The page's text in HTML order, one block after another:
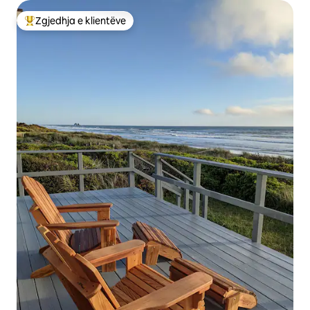
të mbushura me anemone, yje deti,
gaforre dhe molusqe. Disa minuta në jug
është Netarts Bay, ku mund të marrësh
gjithë vitit, por në përgjithësi është më
mirë në vjeshtë dhe dimër. Mund të
provosh gjithashtu të përplasesh në
Gjirin Netarts në baticë të ulët - ka edhe
një copë molusqesh geoduck në fillim të
gjirit pranë Happy Camp! Oceanside
njihet si një nga vendet më të mira në
Bregun e Oregonit për vëzhgimin e
balenave. Ndërsa balenat mund të
dallohen në çdo kohë të vitit, ato janë
më të zakonshmet nga mesi i dhjetorit
deri në mes të janarit, pasi 20 000 balena
gri migrojnë në jug në Meksikë dhe
përsëri në fund të marsit deri në fillim të
Më të mirat e zgjedhjeve të klientëve
Zgjedhja e klientëve